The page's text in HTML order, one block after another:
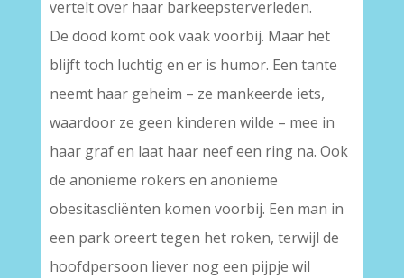
vertelt over haar barkeepsterverleden.
De dood komt ook vaak voorbij. Maar het
blijft toch luchtig en er is humor. Een tante
neemt haar geheim – ze mankeerde iets,
waardoor ze geen kinderen wilde – mee in
haar graf en laat haar neef een ring na. Ook
de anonieme rokers en anonieme
obesitascliënten komen voorbij. Een man in
een park oreert tegen het roken, terwijl de
hoofdpersoon liever nog een pijpje wil